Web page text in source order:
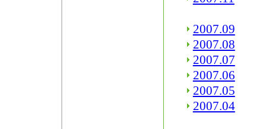
2007.09
2007.08
2007.07
2007.06
2007.05
2007.04